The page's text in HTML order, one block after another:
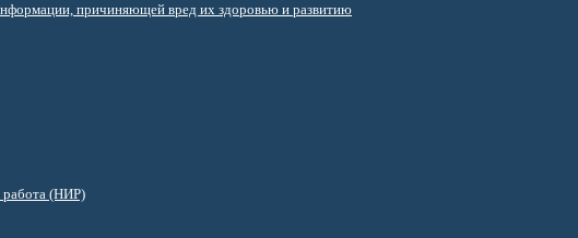
причиняющей вред их здоровью и развитию
работа (НИР)